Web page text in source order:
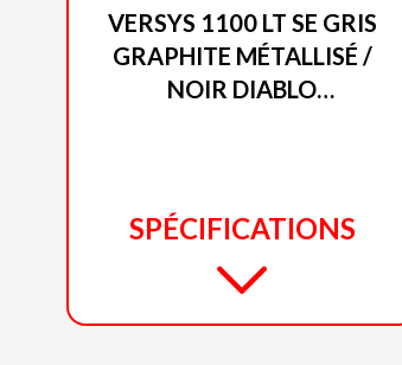
VERSYS 1100 LT SE GRIS
GRAPHITE MÉTALLISÉ /
NOIR DIABLO
SPÉCIFICATIONS